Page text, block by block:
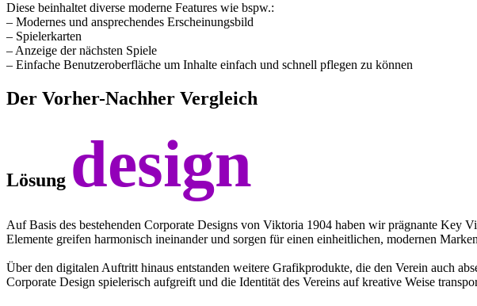
Diese beinhaltet diverse moderne Features wie bspw.:
– Modernes und ansprechendes Erscheinungsbild
– Spielerkarten
– Anzeige der nächsten Spiele
– Einfache Benutzeroberfläche um Inhalte einfach und schnell pflegen zu können
Der Vorher-Nachher Vergleich
Lösung design
Auf Basis des bestehenden Corporate Designs von Viktoria 1904 haben wir prägnante Key
Elemente greifen harmonisch ineinander und sorgen für einen einheitlichen, modernen
Über den digitalen Auftritt hinaus entstanden weitere Grafikprodukte, die den Verein auch
Corporate Design spielerisch aufgreift und die Identität des Vereins auf kreative Weise